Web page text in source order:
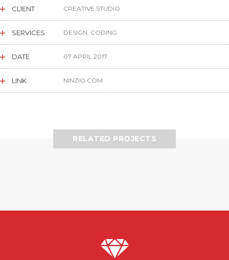
CLIENT CREATIVE STUDIO
SERVICES DESIGN, CODING
DATE 07 APRIL 2017
LINK NINZIO.COM
RELATED PROJECTS